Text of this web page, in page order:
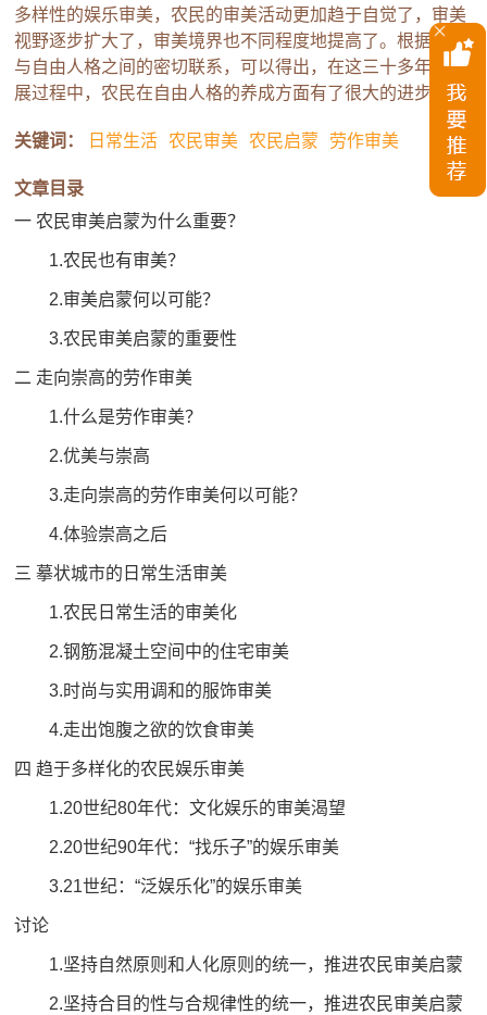
多样性的娱乐审美，农民的审美活动更加趋于自觉了，审美
视野逐步扩大了，审美境界也不同程度地提高了。根据审美
与自由人格之间的密切联系，可以得出，在这三十多年的发
展过程中，农民在自由人格的养成方面有了很大的进步。
关键词： 日常生活 农民审美 农民启蒙 劳作审美
文章目录
一 农民审美启蒙为什么重要？
1.农民也有审美？
2.审美启蒙何以可能？
3.农民审美启蒙的重要性
二 走向崇高的劳作审美
1.什么是劳作审美？
2.优美与崇高
3.走向崇高的劳作审美何以可能？
4.体验崇高之后
三 摹状城市的日常生活审美
1.农民日常生活的审美化
2.钢筋混凝土空间中的住宅审美
3.时尚与实用调和的服饰审美
4.走出饱腹之欲的饮食审美
四 趋于多样化的农民娱乐审美
1.20世纪80年代：文化娱乐的审美渴望
2.20世纪90年代：“找乐子”的娱乐审美
3.21世纪：“泛娱乐化”的娱乐审美
讨论
1.坚持自然原则和人化原则的统一，推进农民审美启蒙
2.坚持合目的性与合规律性的统一，推进农民审美启蒙